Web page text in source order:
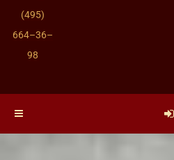
(495)
664–36–
98